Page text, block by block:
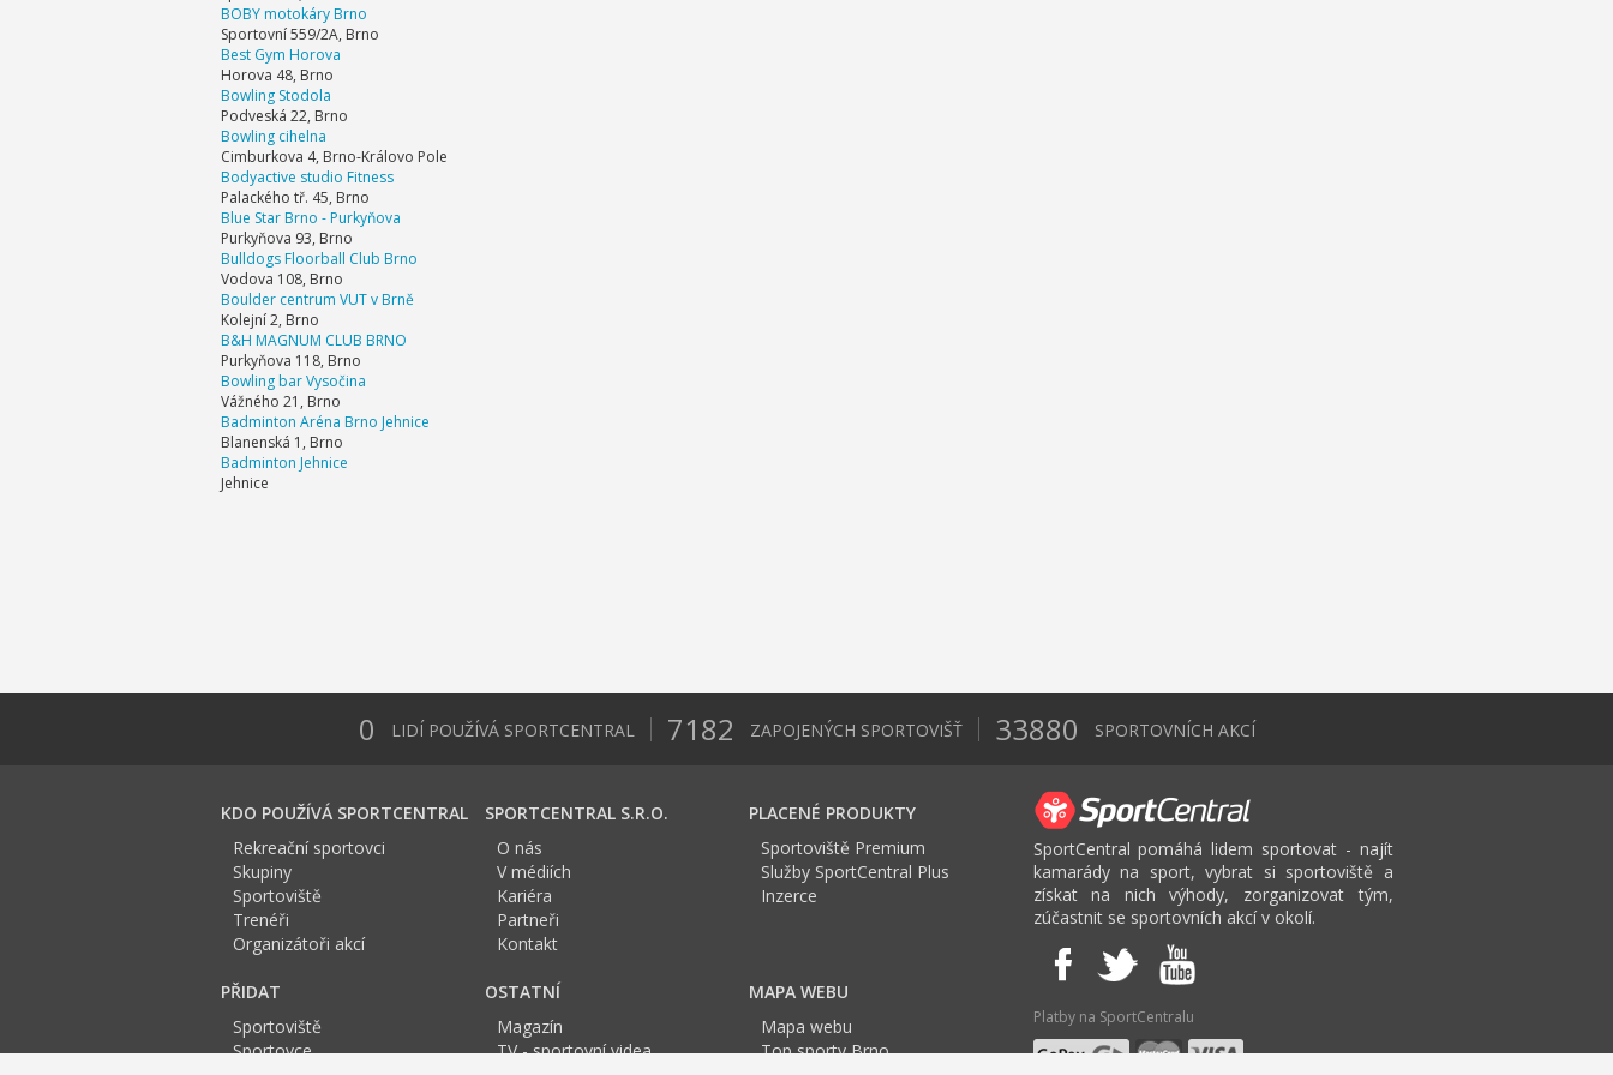
BOBY motokáry Brno
Sportovní 559/2A, Brno
Best Gym Horova
Horova 48, Brno
Bowling Stodola
Podveská 22, Brno
Bowling cihelna
Cimburkova 4, Brno-Královo Pole
Bodyactive studio Fitness
Palackého tř. 45, Brno
Blue Star Brno - Purkyňova
Purkyňova 93, Brno
Bulldogs Floorball Club Brno
Vodova 108, Brno
Boulder centrum VUT v Brně
Kolejní 2, Brno
B&H MAGNUM CLUB BRNO
Purkyňova 118, Brno
Bowling bar Vysočina
Vážného 21, Brno
Badminton Aréna Brno Jehnice
Blanenská 1, Brno
Badminton Jehnice
Jehnice
0 LIDÍ POUŽÍVÁ SPORTCENTRAL 7182 ZAPOJENÝCH SPORTOVIŠŤ 33880 SPORTOVNÍCH AKCÍ
KDO POUŽÍVÁ SPORTCENTRAL
Rekreační sportovci
Skupiny
Sportoviště
Trenéři
Organizátoři akcí
SPORTCENTRAL S.R.O.
O nás
V médiích
Kariéra
Partneři
Kontakt
PLACENÉ PRODUKTY
Sportoviště Premium
Služby SportCentral Plus
Inzerce
PŘIDAT
Sportoviště
Sportovce
OSTATNÍ
Magazín
TV - sportovní videa
MAPA WEBU
Mapa webu
Top sporty Brno
SportCentral pomáhá lidem sportovat - najít
kamarády na sport, vybrat si sportoviště a
získat na nich výhody, zorganizovat tým,
zúčastnit se sportovních akcí v okolí.
Platby na SportCentralu